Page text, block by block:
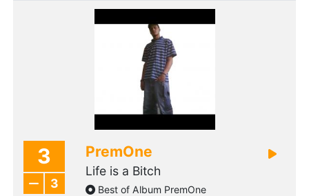
3
3
PremOne
Life is a Bitch
Best of Album PremOne